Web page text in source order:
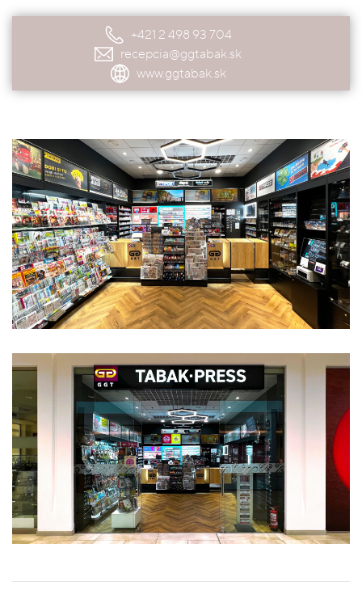
+421 2 498 93 704
recepcia@ggtabak.sk
www.ggtabak.sk